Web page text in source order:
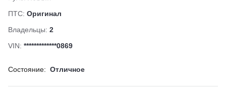
ПТС: Оригинал
Владельцы: 2
VIN: *************0869
Состояние: Отличное